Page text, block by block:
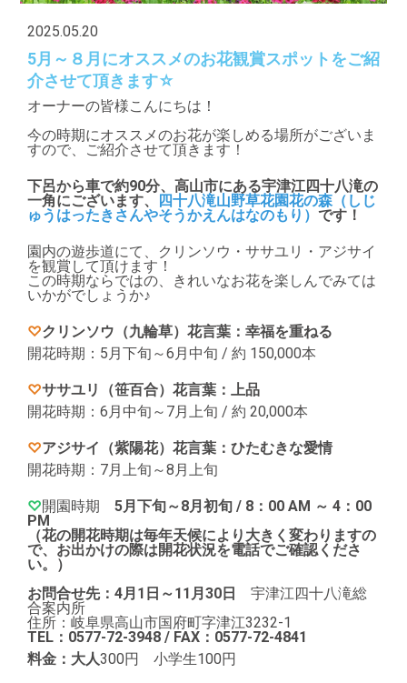
2025.05.20
5月～８月にオススメのお花観賞スポットをご紹
介させて頂きます☆
オーナーの皆様こんにちは！
今の時期にオススメのお花が楽しめる場所がございま
すので、ご紹介させて頂きます！
下呂から車で約90分、高山市にある宇津江四十八滝の
一角にございます、
四十八滝山野草花園花の森（しじ
ゅうはったきさんやそうかえんはなのもり） です！
園内の遊歩道にて、クリンソウ・ササユリ・アジサイ
を観賞して頂けます！
この時期ならではの、きれいなお花を楽しんでみては
いかがでしょうか♪
♡クリンソウ（九輪草） 花言葉：幸福を重ねる
開花時期：5月下旬～6月中旬 / 約 150,000本
♡ササユリ（笹百合） 花言葉：上品
開花時期：6月中旬～7月上旬 / 約 20,000本
♡アジサイ（紫陽花） 花言葉：ひたむきな愛情
開花時期：7月上旬～8月上旬
♡開園時期
5月下旬～8月初旬 / 8：00 AM ～ 4：00
PM
（花の開花時期は毎年天候により大きく変わりますの
で、お出かけの際は開花状況を電話でご確認くださ
い。）
お問合せ先： 4月1日～11月30日 宇津江四十八滝総
合案内所
住所：岐阜県高山市国府町字津江3232-1
TEL：0577-72-3948 / FAX：0577-72-4841
料金：大人300円 小学生100円